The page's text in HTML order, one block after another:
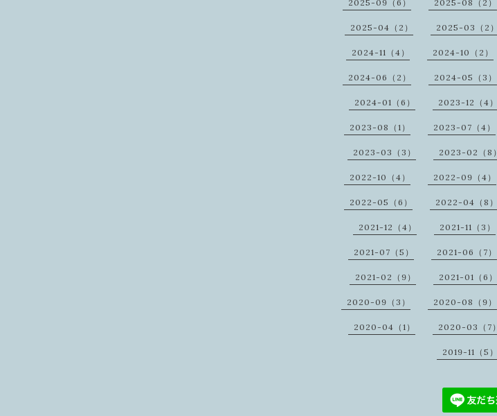
2025-09（6） 2025-08（2）
2025-04（2） 2025-03（2）
2024-11（4） 2024-10（2）
2024-06（2） 2024-05（3）
2024-01（6） 2023-12（4）
2023-08（1） 2023-07（4）
2023-03（3） 2023-02（8）
2022-10（4） 2022-09（4）
2022-05（6） 2022-04（8）
2021-12（4） 2021-11（3）
2021-07（5） 2021-06（7）
2021-02（9） 2021-01（6）
2020-09（3） 2020-08（9）
2020-04（1） 2020-03（7）
2019-11（5）